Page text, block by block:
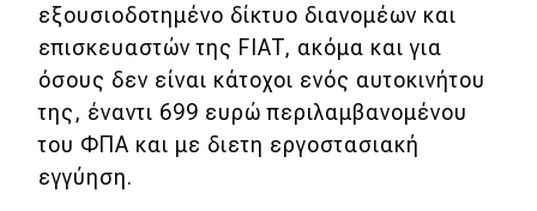
eDRIVE
DRIVE USED
εξουσιοδοτημένο δίκτυο διανομέων και
επισκευαστών της FIAT, ακόμα και για
όσους δεν είναι κάτοχοι ενός αυτοκινήτου
της, έναντι 699 ευρώ περιλαμβανομένου
του ΦΠΑ και με διετη εργοστασιακή
εγγύηση.